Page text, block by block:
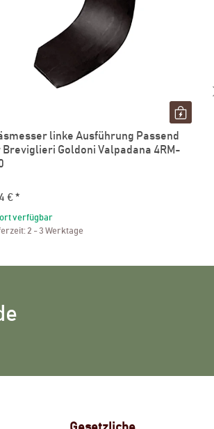
linke Ausführung Passend
Breviglieri Goldoni Valpadana 4RM-
€*
verfügbar
2 - 3 Werktage